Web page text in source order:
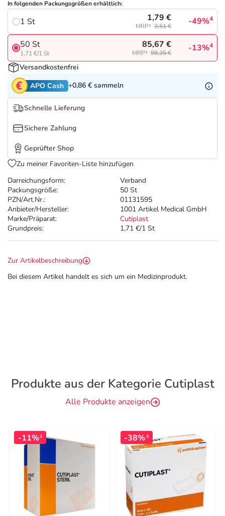
Vitamine & Mineralstoffe
Marken
Salus Deals
Darreichungsform:
Verband
Packungsgröße:
50 St
PZN/Art.Nr.:
01131595
Anbieter/Hersteller:
1001 Artikel Medical GmbH
Marke/Präparat:
Cutiplast
Grundpreis:
1,71 €/1 St
In folgenden Packungsgrößen erhältlich:
1 St 1,79 €
MRP² 3,51 € -49%4
50 St
1,71 €/1 St
85,67 €
MRP² 98,35 € -13%4
Versandkostenfrei
APO Cash +0,86 € sammeln
Schnelle Lieferung
Sichere Zahlung
Geprüfter Shop
Zu meiner Favoriten-Liste hinzufügen
Zur Artikelbeschreibung
Bei diesem Artikel handelt es sich um ein Medizinprodukt.
Produkte aus der Kategorie Cutiplast
Alle Produkte anzeigen
-11%4 -38%4